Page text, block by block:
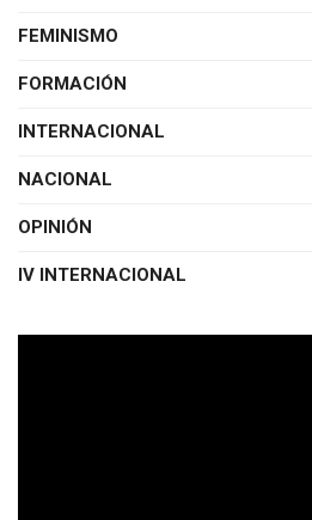
FEMINISMO
FORMACIÓN
INTERNACIONAL
NACIONAL
OPINIÓN
IV INTERNACIONAL